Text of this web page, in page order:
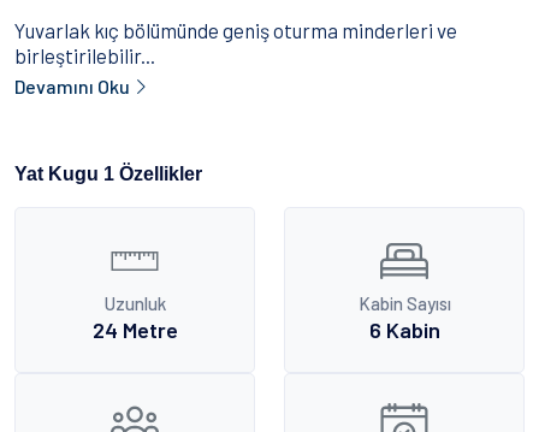
Yuvarlak kıç bölümünde geniş oturma minderleri ve
birleştirilebilir...
Devamını Oku
Yat Kugu 1 Özellikler
Uzunluk
24 Metre
Kabin Sayısı
6 Kabin